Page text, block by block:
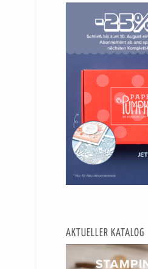
AKTUELLER KATALOG